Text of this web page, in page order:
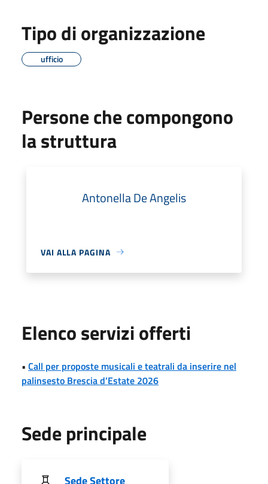
Tipo di organizzazione
ufficio
Persone che compongono
la struttura
Antonella De Angelis
VAI ALLA PAGINA
Elenco servizi offerti
• Call per proposte musicali e teatrali da inserire nel
palinsesto Brescia d’Estate 2026
Sede principale
Sede Settore